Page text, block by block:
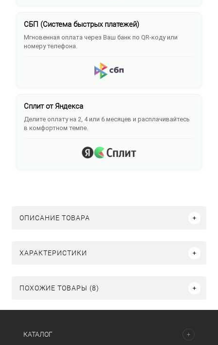
СБП (Система быстрых платежей)
Мгновенная оплата через Ваш банк по QR-коду или
номеру телефона.
Сплит от Яндекса
Делите оплату на 2, 4 или 6 месяцев и расплачивайтесь
в комфортном темпе.
ОПИСАНИЕ ТОВАРА
ХАРАКТЕРИСТИКИ
ПОХОЖИЕ ТОВАРЫ (8)
КАТАЛОГ